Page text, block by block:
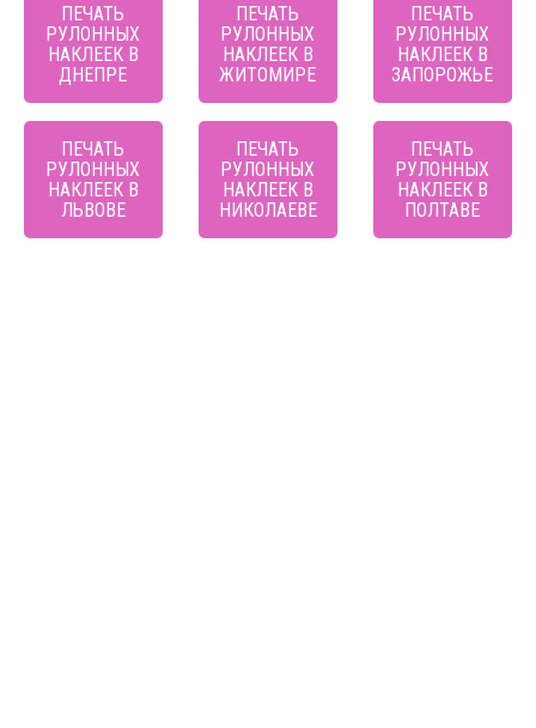
ПЕЧАТЬ
РУЛОННЫХ
НАКЛЕЕК В
ДНЕПРЕ
ПЕЧАТЬ
РУЛОННЫХ
НАКЛЕЕК В
ЖИТОМИРЕ
ПЕЧАТЬ
РУЛОННЫХ
НАКЛЕЕК В
ЗАПОРОЖЬЕ
ПЕЧАТЬ
РУЛОННЫХ
НАКЛЕЕК В
ЛЬВОВЕ
ПЕЧАТЬ
РУЛОННЫХ
НАКЛЕЕК В
НИКОЛАЕВЕ
ПЕЧАТЬ
РУЛОННЫХ
НАКЛЕЕК В
ПОЛТАВЕ